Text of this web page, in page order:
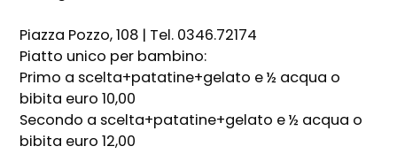
Piazza Pozzo, 108 | Tel. 0346.72174
Piatto unico per bambino:
Primo a scelta+patatine+gelato e ½ acqua o
bibita euro 10,00
Secondo a scelta+patatine+gelato e ½ acqua o
bibita euro 12,00